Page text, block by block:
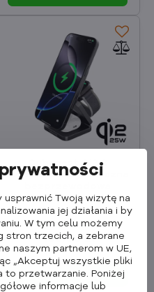
Cubenest Qi2.2
Składana magnetyczna
ładowarka 3w1 SQ312
Pro czarna
W magazynie
439,90 zł
357,64 złbez VAT
Dodaj do koszyka
Twoją wizytę na
jej działania i by
W tym celu możemy
stron trzecich, a zebrane
naszym partnerom w UE,
„Akceptuj wszystkie pliki
to przetwarzanie. Poniżej
informacje lub